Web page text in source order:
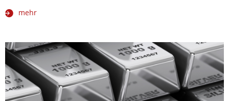
mehr